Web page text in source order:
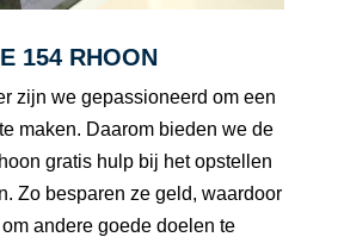
154 RHOON
zijn we gepassioneerd om een
maken. Daarom bieden we de
gratis hulp bij het opstellen
Zo besparen ze geld, waardoor
andere goede doelen te